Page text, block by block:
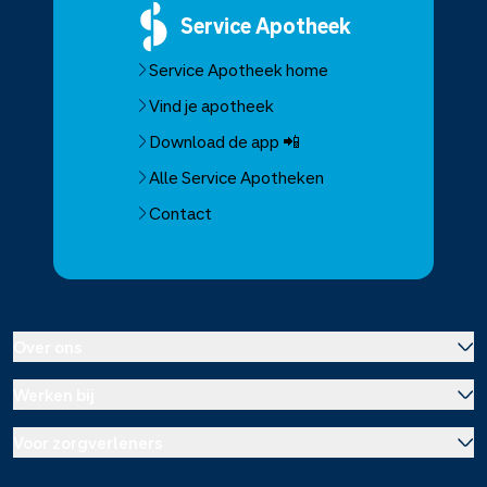
ServiceApotheek
Service Apotheek home
Vind je apotheek
Download de app 📲
Alle Service Apotheken
Contact